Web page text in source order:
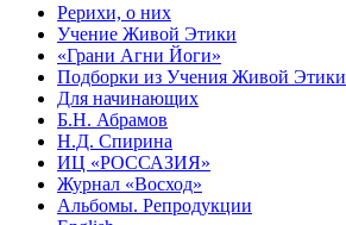
Рерихи, о них
Учение Живой Этики
«Грани Агни Йоги»
Подборки из Учения Живой Этики
Для начинающих
Б.Н. Абрамов
Н.Д. Спирина
ИЦ «РОССАЗИЯ»
Журнал «Восход»
Альбомы. Репродукции